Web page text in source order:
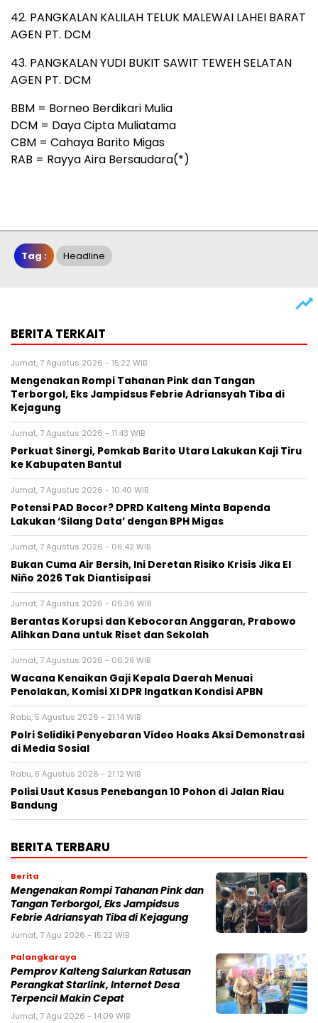
42. PANGKALAN KALILAH TELUK MALEWAI LAHEI BARAT
AGEN PT. DCM
43. PANGKALAN YUDI BUKIT SAWIT TEWEH SELATAN
AGEN PT. DCM
BBM = Borneo Berdikari Mulia
DCM = Daya Cipta Muliatama
CBM = Cahaya Barito Migas
RAB = Rayya Aira Bersaudara(*)
Tag : Headline
BERITA TERKAIT
Jumat, 7 Agustus 2026 - 15:22 WIB
Mengenakan Rompi Tahanan Pink dan Tangan
Terborgol, Eks Jampidsus Febrie Adriansyah Tiba di
Kejagung
Jumat, 7 Agustus 2026 - 11:43 WIB
Perkuat Sinergi, Pemkab Barito Utara Lakukan Kaji Tiru
ke Kabupaten Bantul
Jumat, 7 Agustus 2026 - 10:40 WIB
Potensi PAD Bocor? DPRD Kalteng Minta Bapenda
Lakukan ‘Silang Data’ dengan BPH Migas
Jumat, 7 Agustus 2026 - 06:42 WIB
Bukan Cuma Air Bersih, Ini Deretan Risiko Krisis Jika El
Niño 2026 Tak Diantisipasi
Jumat, 7 Agustus 2026 - 06:36 WIB
Berantas Korupsi dan Kebocoran Anggaran, Prabowo
Alihkan Dana untuk Riset dan Sekolah
Jumat, 7 Agustus 2026 - 06:29 WIB
Wacana Kenaikan Gaji Kepala Daerah Menuai
Penolakan, Komisi XI DPR Ingatkan Kondisi APBN
Rabu, 5 Agustus 2026 - 21:14 WIB
Polri Selidiki Penyebaran Video Hoaks Aksi Demonstrasi
di Media Sosial
Rabu, 5 Agustus 2026 - 21:12 WIB
Polisi Usut Kasus Penebangan 10 Pohon di Jalan Riau
Bandung
BERITA TERBARU
Berita
Mengenakan Rompi Tahanan Pink dan
Tangan Terborgol, Eks Jampidsus
Febrie Adriansyah Tiba di Kejagung
Jumat, 7 Agu 2026 - 15:22 WIB
Palangkaraya
Pemprov Kalteng Salurkan Ratusan
Perangkat Starlink, Internet Desa
Terpencil Makin Cepat
Jumat, 7 Agu 2026 - 14:09 WIB